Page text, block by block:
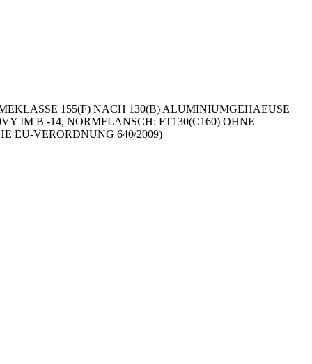
155(F) NACH 130(B) ALUMINIUMGEHAEUSE
IM B -14, NORMFLANSCH: FT130(C160) OHNE
EU-VERORDNUNG 640/2009)